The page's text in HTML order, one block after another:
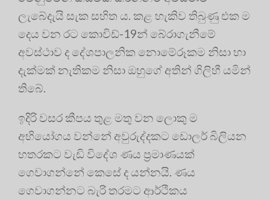
ලැබේදැයි සැක සහිත ය. කළ හැකිව තිබුණු එක ම
දෙය වන රට කොවිඩ්-19න් බේරාගැනීමේ
අවස්ථාව ද දේශපාලනික නොමේරූකම නිසා හා
දැක්මක් නැතිකම නිසා ඔහුගේ අතින් ගිලිහී යමින්
තිබේ.
ඉදිරි වසර කීපය තුළ මතු වන ලොකු ම
අභියෝගය වන්නේ අවුරුද්දකට ඩොලර් බිලියන
හතරකට වැඩි විදේශ ණය ප්‍රමාණයක්
ගෙවාගන්නේ කෙසේ ද යන්නයි. ණය
ගෙවාගන්නට බැරි තරමට ආර්ථිකය